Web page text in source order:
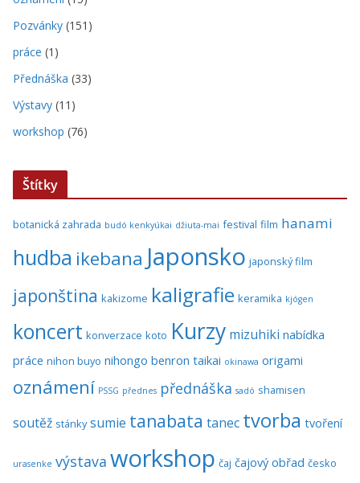
Pozvánky (151)
práce (1)
Přednáška (33)
Výstavy (11)
workshop (76)
Štítky
botanická zahrada budó kenkyúkai džiuta-mai festival film hanami
hudba ikebana Japonsko japonský film
japonština kakizome kaligrafie keramika kjógen
koncert konverzace koto Kurzy mizuhiki nabídka
práce nihon buyo nihongo benron taikai okinawa origami
oznámení PSSG přednes přednáška sadó shamisen
soutěž stánky sumie tanabata tanec tvorba tvoření
urasenke výstava workshop čaj čajový obřad česko